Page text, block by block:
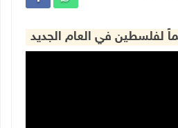
لفلسطين في العام الجديد